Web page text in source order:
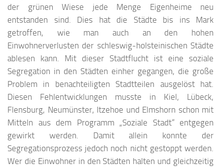
der grünen Wiese jede Menge Eigenheime neu
entstanden sind. Dies hat die Städte bis ins Mark
getroffen, wie man auch an den hohen
Einwohnerverlusten der schleswig-holsteinischen Städte
ablesen kann. Mit dieser Stadtflucht ist eine soziale
Segregation in den Städten einher gegangen, die große
Problem in benachteiligten Stadtteilen ausgelöst hat.
Diesen Fehlentwicklungen musste in Kiel, Lübeck,
Flensburg, Neumünster, Itzehoe und Elmshorn schon mit
Mitteln aus dem Programm „Soziale Stadt“ entgegen
gewirkt werden. Damit allein konnte der
Segregationsprozess jedoch noch nicht gestoppt werden.
Wer die Einwohner in den Städten halten und gleichzeitig